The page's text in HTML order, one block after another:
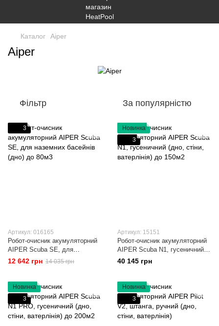
Каталог Aiper
Aiper
Фільтр За популярністю
3
Артикул: 016165
Робот-очисник акумуляторний
AIPER Scuba SE, для
наземних басейнів (дно) до
12 642 грн 14 035 грн
Новинка
3
Артикул: 15151
Робот-очисник акумуляторний
AIPER Scuba N1, гусеничний
(дно, стіни, ватерлінія) до
40 145 грн
Новинка
3
Новинка
3